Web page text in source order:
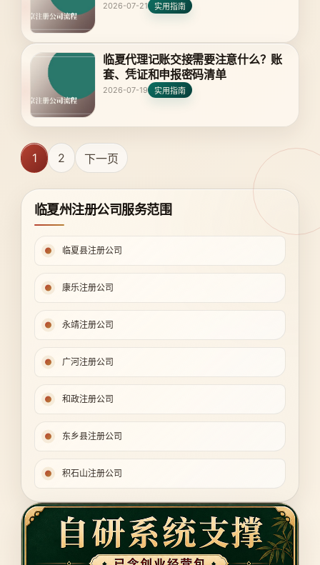
2026-07-21 实用指南
临夏代理记账交接需要注意什么？账
套、凭证和申报密码清单
2026-07-19 实用指南
1 2 下一页
临夏州注册公司服务范围
临夏县注册公司
康乐注册公司
永靖注册公司
广河注册公司
和政注册公司
东乡县注册公司
积石山注册公司